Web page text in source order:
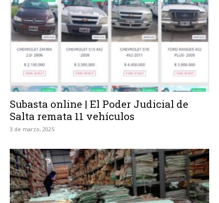
Subasta online | El Poder Judicial de
Salta remata 11 vehículos
3 de marzo, 2025